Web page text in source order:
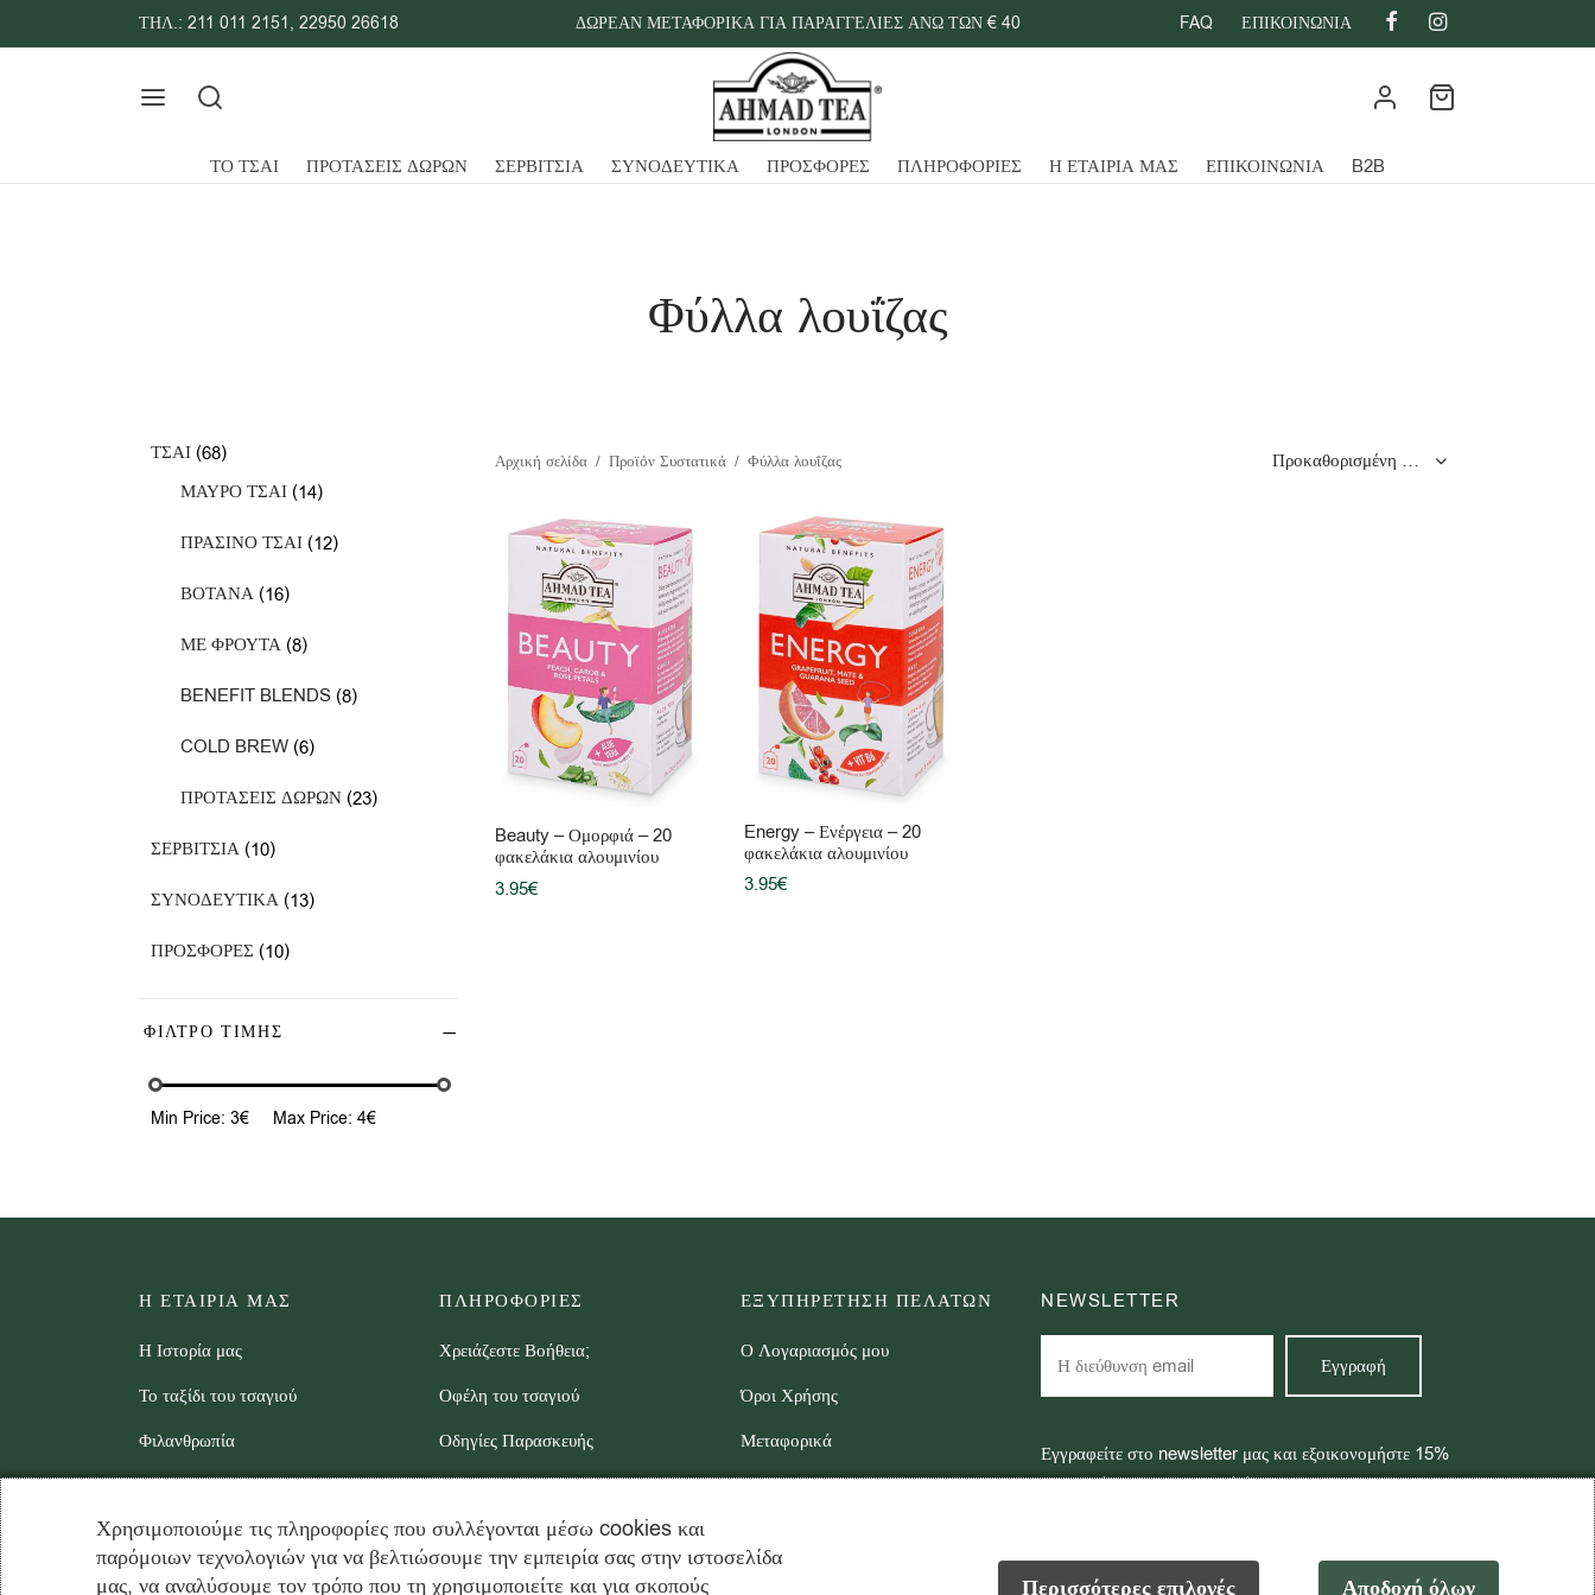
ΤΗΛ.: 211 011 2151, 22950 26618 ΔΩΡΕΑΝ ΜΕΤΑΦΟΡΙΚΑ ΓΙΑ ΠΑΡΑΓΓΕΛΙΕΣ ΑΝΩ ΤΩΝ € 40 FAQ ΕΠΙΚΟΙΝΩΝΙΑ
ΤΟ ΤΣΑΙ ΠΡΟΤΑΣΕΙΣ ΔΩΡΩΝ ΣΕΡΒΙΤΣΙΑ ΣΥΝΟΔΕΥΤΙΚΑ ΠΡΟΣΦΟΡΕΣ ΠΛΗΡΟΦΟΡΙΕΣ Η ΕΤΑΙΡΙΑ ΜΑΣ ΕΠΙΚΟΙΝΩΝΙΑ B2B
Φύλλα λουΐζας
ΤΣΑΙ 6868
προϊόντα
ΜΑΥΡΟ ΤΣΑΙ 1414
ΠΡΑΣΙΝΟ ΤΣΑΙ 1212
ΒΟΤΑΝΑ 1616
ΜΕ ΦΡΟΥΤΑ 88
BENEFIT BLENDS 88
COLD BREW 66
ΠΡΟΤΑΣΕΙΣ ΔΩΡΩΝ 2323
ΣΕΡΒΙΤΣΙΑ 1010
ΣΥΝΟΔΕΥΤΙΚΑ 1313
ΠΡΟΣΦΟΡΕΣ 1010
ΦΙΛΤΡΟ ΤΙΜΗΣ
Min Price: 3€ Max Price: 4€
Αρχική σελίδα / Προϊόν Συστατικά / Φύλλα λουΐζας
Beauty – Ομορφιά – 20
φακελάκια αλουμινίου
3.95€
Energy – Ενέργεια – 20
φακελάκια αλουμινίου
3.95€
NEWSLETTER
Εγγραφείτε στο newsletter μας και εξοικονομήστε 15%
στην πρώτη σας παραγγελία!
ΠΛΗΡΟΦΟΡΙΕΣ
Χρειάζεστε Βοήθεια;
Οφέλη του τσαγιού
Οδηγίες Παρασκευής
Βίντεο
ΕΞΥΠΗΡΕΤΗΣΗ ΠΕΛΑΤΩΝ
Ο Λογαριασμός μου
Όροι Χρήσης
Μεταφορικά
Επιστροφές
Η ΕΤΑΙΡΙΑ ΜΑΣ
Η Ιστορία μας
Το ταξίδι του τσαγιού
Φιλανθρωπία
Στοιχεία Επικοινωνίας
B2B Partners – Συνεργάτες
χονδρικής
Χρησιμοποιούμε τις πληροφορίες που συλλέγονται μέσω cookies και
παρόμοιων τεχνολογιών για να βελτιώσουμε την εμπειρία σας στην ιστοσελίδα
μας, να αναλύσουμε τον τρόπο που τη χρησιμοποιείτε και για σκοπούς
Περισσότερες επιλογές Αποδοχή όλων